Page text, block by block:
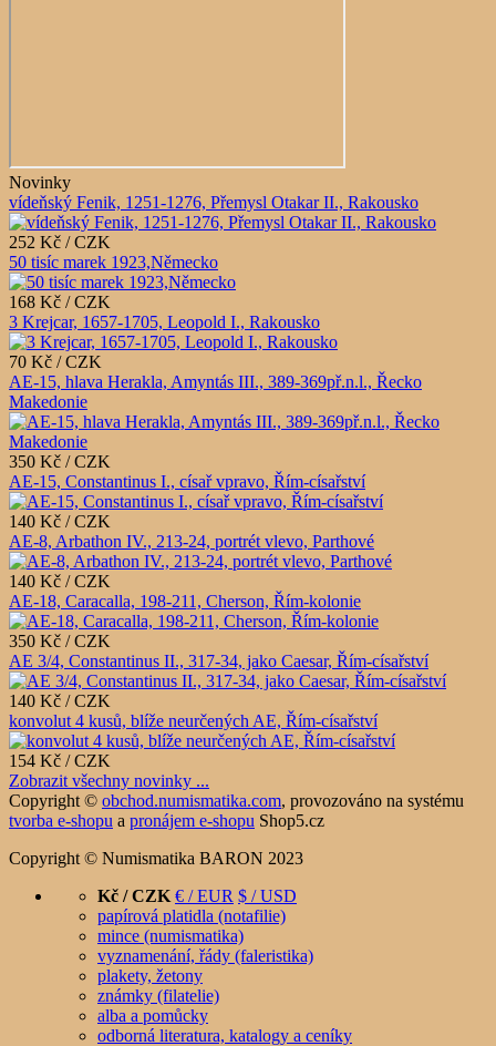
Novinky
vídeňský Fenik, 1251-1276, Přemysl Otakar II., Rakousko
252 Kč / CZK
50 tisíc marek 1923,Německo
168 Kč / CZK
3 Krejcar, 1657-1705, Leopold I., Rakousko
70 Kč / CZK
AE-15, hlava Herakla, Amyntás III., 389-369př.n.l., Řecko
Makedonie
350 Kč / CZK
AE-15, Constantinus I., císař vpravo, Řím-císařství
140 Kč / CZK
AE-8, Arbathon IV., 213-24, portrét vlevo, Parthové
140 Kč / CZK
AE-18, Caracalla, 198-211, Cherson, Řím-kolonie
350 Kč / CZK
AE 3/4, Constantinus II., 317-34, jako Caesar, Řím-císařství
140 Kč / CZK
konvolut 4 kusů, blíže neurčených AE, Řím-císařství
154 Kč / CZK
Zobrazit všechny novinky ...
Copyright © obchod.numismatika.com, provozováno na systému
tvorba e-shopu a pronájem e-shopu Shop5.cz
Copyright © Numismatika BARON 2023
Kč / CZK € / EUR $ / USD
papírová platidla (notafilie)
mince (numismatika)
vyznamenání, řády (faleristika)
plakety, žetony
známky (filatelie)
alba a pomůcky
odborná literatura, katalogy a ceníky